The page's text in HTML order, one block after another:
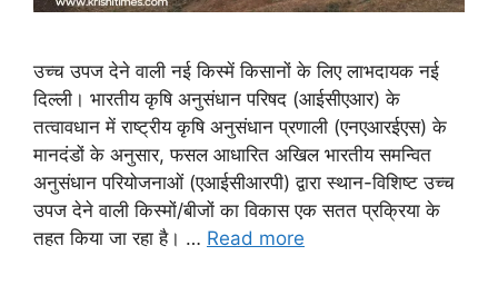
उच्च उपज देने वाली नई किस्में किसानों के लिए लाभदायक नई
दिल्ली। भारतीय कृषि अनुसंधान परिषद (आईसीएआर) के
तत्वावधान में राष्ट्रीय कृषि अनुसंधान प्रणाली (एनएआरईएस) के
मानदंडों के अनुसार, फसल आधारित अखिल भारतीय समन्वित
अनुसंधान परियोजनाओं (एआईसीआरपी) द्वारा स्थान-विशिष्ट उच्च
उपज देने वाली किस्मों/बीजों का विकास एक सतत प्रक्रिया के
तहत किया जा रहा है। … Read more